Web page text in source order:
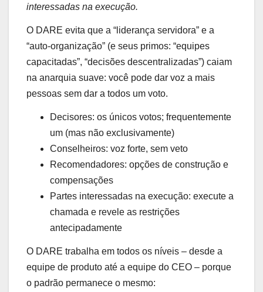
interessadas na execução.
O DARE evita que a “liderança servidora” e a
“auto-organização” (e seus primos: “equipes
capacitadas”, “decisões descentralizadas”) caiam
na anarquia suave: você pode dar voz a mais
pessoas sem dar a todos um voto.
Decisores: os únicos votos; frequentemente
um (mas não exclusivamente)
Conselheiros: voz forte, sem veto
Recomendadores: opções de construção e
compensações
Partes interessadas na execução: execute a
chamada e revele as restrições
antecipadamente
O DARE trabalha em todos os níveis – desde a
equipe de produto até a equipe do CEO – porque
o padrão permanece o mesmo: